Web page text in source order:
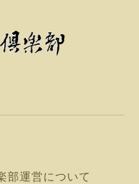
部運営について